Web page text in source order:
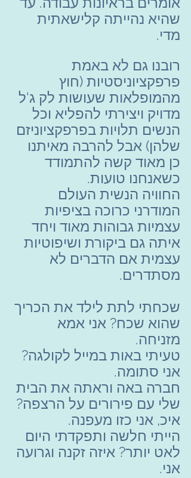
שהיא נהייתה קלישאתית
מדי.
רובנו גם לא באמת
פרפקציוניסטיות (חוץ
מהמופלאות שעושות לק ג'ל
מדויק ויצירתי להפליא וכל
הנשים תלויות בפרפקציוניזם
שלהן) אבל להרבה מאיתנו
כן מאוד קשה להתמודד
כשאנחנו טועות.
החוויה הנשית העולם
המודרני כרוכה בציפיות
עצמיות גבוהות מאוד ויחד
איתה גם ביקורת ושיפוטיות
עצמית אם הדברים לא
מסתדרים.
שכחתי לתת לילד את הכריך
שהוא שכח? אני אמא
מזניחה.
טעיתי באות במייל לקולגה?
אני סתומה.
חברה באה וראתה את הבית
שלי עם פירורים על הרצפה?
איכ, אני כזו מעפנה.
הייתי חלשה ותפקדתי היום
לאט יותר? איזה זקנה וגרועה
אני.